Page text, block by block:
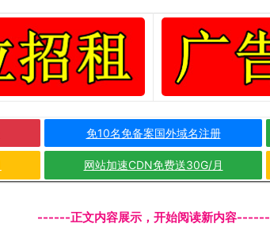
免10名免备案国外域名注册
网站加速CDN免费送30G/月
------正文内容展示，开始阅读新内容------